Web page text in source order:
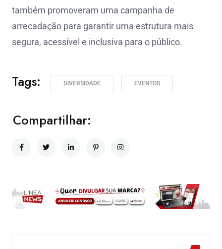
também promoveram uma campanha de
arrecadação para garantir uma estrutura mais
segura, acessível e inclusiva para o público.
Tags: DIVERSIDADE EVENTOS
Compartilhar: